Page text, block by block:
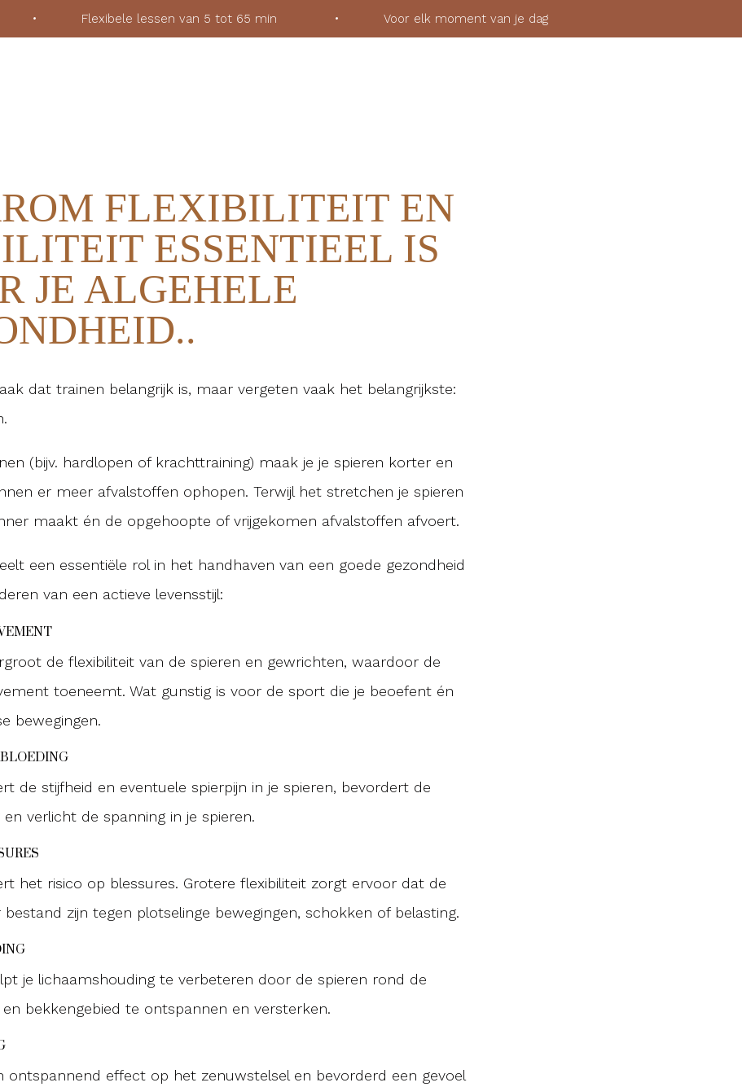
• Flexibele lessen van 5 tot 65 min • Voor elk moment van je dag
FLEXIBILITEIT EN
ESSENTIEEL IS
JE ALGEHELE
dat trainen belangrijk is, maar vergeten vaak het belangrijkste:
(bijv. hardlopen of krachttraining) maak je je spieren korter en
er meer afvalstoffen ophopen. Terwijl het stretchen je spieren
maakt én de opgehoopte of vrijgekomen afvalstoffen afvoert.
een essentiële rol in het handhaven van een goede gezondheid
van een actieve levensstijl:
de flexibiliteit van de spieren en gewrichten, waardoor de
toeneemt. Wat gunstig is voor de sport die je beoefent én
bewegingen.
de stijfheid en eventuele spierpijn in je spieren, bevordert de
verlicht de spanning in je spieren.
het risico op blessures. Grotere flexibiliteit zorgt ervoor dat de
bestand zijn tegen plotselinge bewegingen, schokken of belasting.
je lichaamshouding te verbeteren door de spieren rond de
bekkengebied te ontspannen en versterken.
ontspannend effect op het zenuwstelsel en bevorderd een gevoel